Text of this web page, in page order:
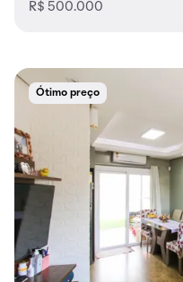
R$ 500.000
Ótimo preço